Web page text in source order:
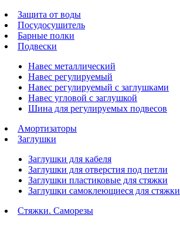
Защита от воды
Посудосушитель
Барные полки
Подвески
Навес металлический
Навес регулируемый
Навес регулируемый с заглушками
Навес угловой с заглушкой
Шина для регулируемых подвесов
Амортизаторы
Заглушки
Заглушки для кабеля
Заглушки для отверстия под петли
Заглушки пластиковые для стяжки
Заглушки самоклеющиеся для стяжки
Стяжки. Саморезы